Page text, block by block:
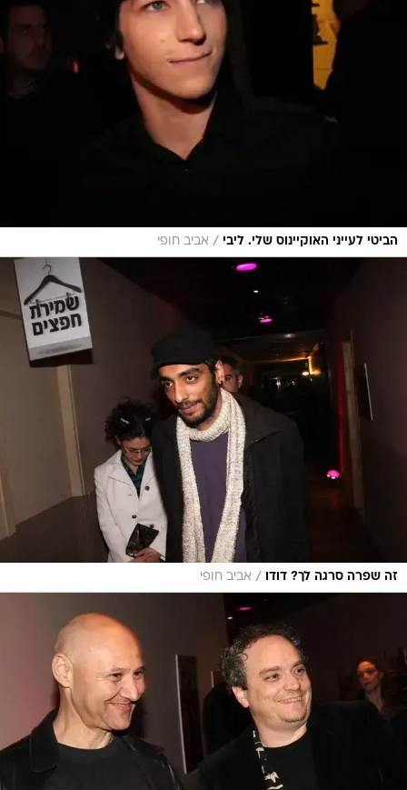
הביטי לעייני האוקיינוס שלי. ליבי / אביב חופי
זה שפרה סרגה לך? דודו / אביב חופי